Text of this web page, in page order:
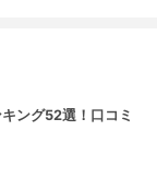
ング52選！口コミ